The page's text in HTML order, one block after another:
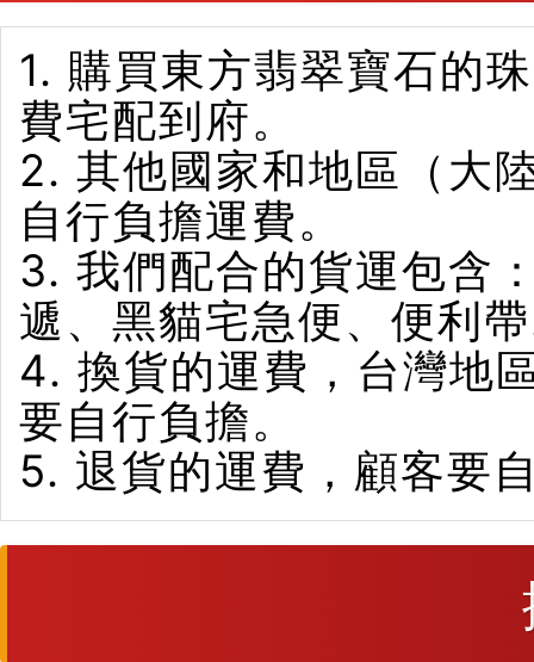
1. 購買東方翡翠寶石的
費宅配到府。
2. 其他國家和地區（大
自行負擔運費。
3. 我們配合的貨運包含
遞、黑貓宅急便、便利
4. 換貨的運費，台灣地
要自行負擔。
5. 退貨的運費，顧客要